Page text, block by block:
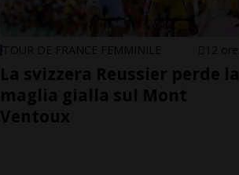
TOUR DE FRANCE FEMMINILE 12 ore
La svizzera Reussier perde la
maglia gialla sul Mont
Ventoux